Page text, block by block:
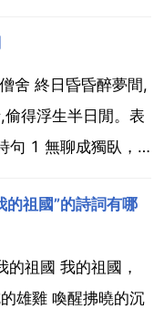
歲秋，瓶冰知天
接光景，矯翼攀鴻
舍 終日昏昏醉夢間,
得浮生半日閒。表
句 1 無聊成獨臥，
孤枕而眠，更覺煩
的祖國”的詩詞有哪
祖國 我的祖國，
雄雞 喚醒拂曉的沉